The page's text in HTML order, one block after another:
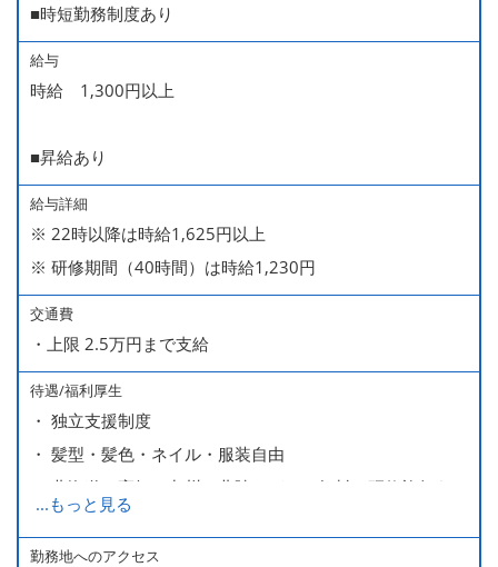
■時短勤務制度あり
給与
時給 1,300円以上
■昇給あり
給与詳細
※ 22時以降は時給1,625円以上
※ 研修期間（40時間）は時給1,230円
交通費
・上限 2.5万円まで支給
待遇/福利厚生
・ 独立支援制度
・ 髪型・髪色・ネイル・服装自由
・ 北海道や高知、九州、北陸などへの無料の研修旅行あり
ます
・ 無料の美味しい まかない食 あり
...もっと見る
勤務地へのアクセス